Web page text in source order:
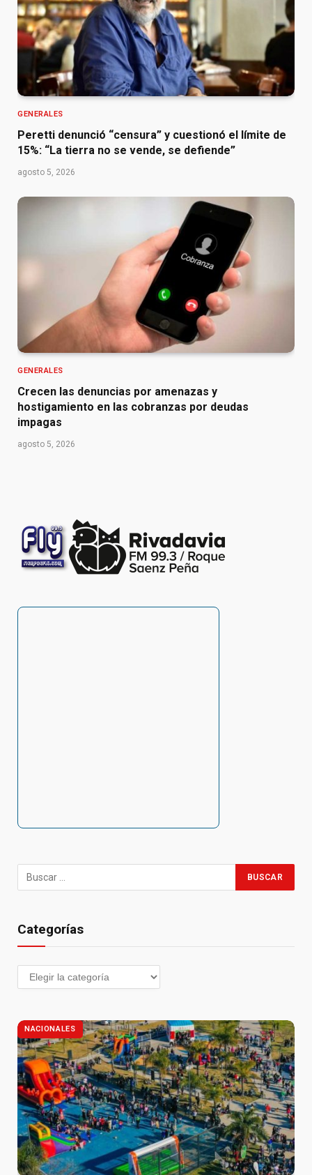
GENERALES
Peretti denunció “censura” y cuestionó el límite de
15%: “La tierra no se vende, se defiende”
agosto 5, 2026
GENERALES
Crecen las denuncias por amenazas y
hostigamiento en las cobranzas por deudas
impagas
agosto 5, 2026
Categorías
NACIONALES